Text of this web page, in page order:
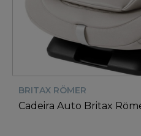
BRITAX RÖMER
Cadeira Auto Britax